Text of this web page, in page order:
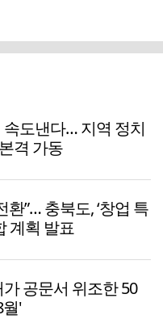
도낸다… 지역 정치
격 가동
환”… 충북도, ‘창업 특
계획 발표
공문서 위조한 50
월'